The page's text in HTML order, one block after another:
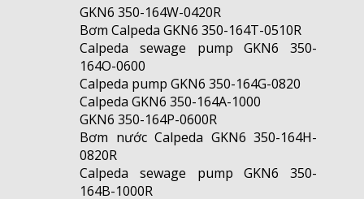
GKN6 350-164W-0420R
Bơm Calpeda GKN6 350-164T-0510R
Calpeda sewage pump GKN6 350-
164O-0600
Calpeda pump GKN6 350-164G-0820
Calpeda GKN6 350-164A-1000
GKN6 350-164P-0600R
Bơm nước Calpeda GKN6 350-164H-
0820R
Calpeda sewage pump GKN6 350-
164B-1000R